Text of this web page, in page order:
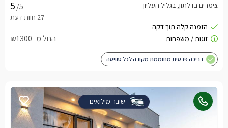
/5 צימרים בדלתון, בגליל העליון
החל מ- ₪1300
בריכה פרטית מחוממת מקורה לכל סוויטה
שובר מילואים